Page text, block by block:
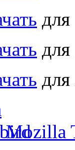
Mozilla